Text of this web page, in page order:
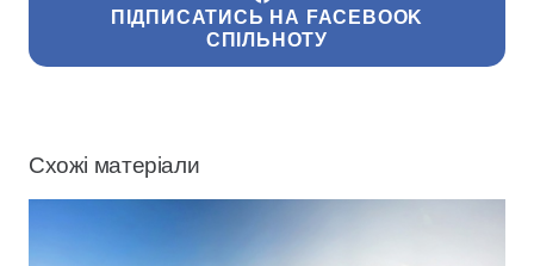
ПІДПИСАТИСЬ НА FACEBOOK
СПІЛЬНОТУ
Схожі матеріали